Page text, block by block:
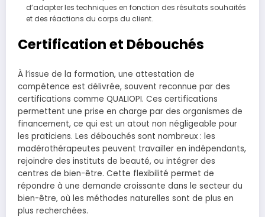
d’adapter les techniques en fonction des résultats souhaités
et des réactions du corps du client.
Certification et Débouchés
À l’issue de la formation, une attestation de
compétence est délivrée, souvent reconnue par des
certifications comme QUALIOPI. Ces certifications
permettent une prise en charge par des organismes de
financement, ce qui est un atout non négligeable pour
les praticiens. Les débouchés sont nombreux : les
madérothérapeutes peuvent travailler en indépendants,
rejoindre des instituts de beauté, ou intégrer des
centres de bien-être. Cette flexibilité permet de
répondre à une demande croissante dans le secteur du
bien-être, où les méthodes naturelles sont de plus en
plus recherchées.